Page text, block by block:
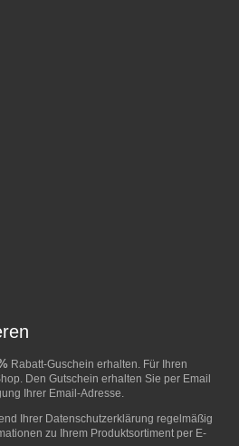
Rabatt-Guschein erhalten. Für Ihren
Den Gutschein erhalten Sie per Email
Ihrer Email-Adresse.
Ihrer Datenschutzerklärung regelmäßig
zu Ihrem Produktsortiment per E-